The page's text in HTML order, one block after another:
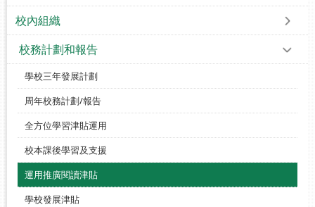
校內組織
校務計劃和報告
學校三年發展計劃
周年校務計劃/報告
全方位學習津貼運用
校本課後學習及支援
運用推廣閱讀津貼
學校發展津貼